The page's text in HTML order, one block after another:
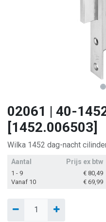
02061 | 40-
[1452.006503]
Wilka 1452 dag-nacht
Aantal Prijs ex btw
1 - 9 € 80,49
Vanaf 10
€ 69,99